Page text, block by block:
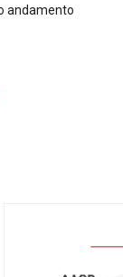
andamento